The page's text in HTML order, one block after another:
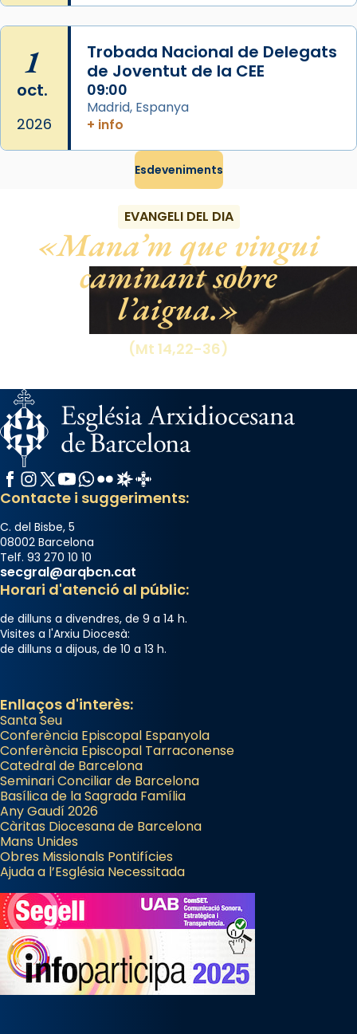
1
oct.
2026
Trobada Nacional de Delegats
de Joventut de la CEE
09:00
Madrid, Espanya
+ info
Esdeveniments
EVANGELI DEL DIA
Mana’m que vingui
caminant sobre
l’aigua.
(Mt 14,22-36)
Facebook
Instagram
X / Twitter
YouTube
WhatsApp
FlickrRadio Estel
Catalunya Cristiana
Contacte i suggeriments:
C. del Bisbe, 5
08002 Barcelona
Telf. 93 270 10 10
secgral@arqbcn.cat
Horari d'atenció al públic:
de dilluns a divendres, de 9 a 14 h.
Visites a l'Arxiu Diocesà:
de dilluns a dijous, de 10 a 13 h.
Enllaços d'interès:
Santa Seu
Conferència Episcopal Espanyola
Conferència Episcopal Tarraconense
Catedral de Barcelona
Seminari Conciliar de Barcelona
Basílica de la Sagrada Família
Any Gaudí 2026
Càritas Diocesana de Barcelona
Mans Unides
Obres Missionals Pontifícies
Ajuda a l’Església Necessitada